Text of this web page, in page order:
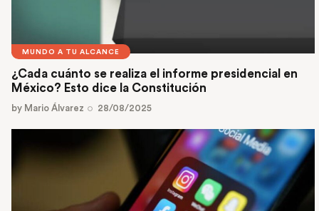
MUNDO A TU ALCANCE
¿Cada cuánto se realiza el informe presidencial en
México? Esto dice la Constitución
by Mario Álvarez 28/08/2025